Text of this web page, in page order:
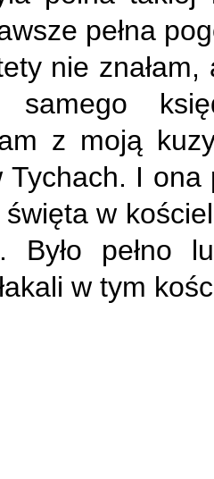
pełna
nie
samego
z moją
Tychach. I ona
święta w
Było pełno
w tym